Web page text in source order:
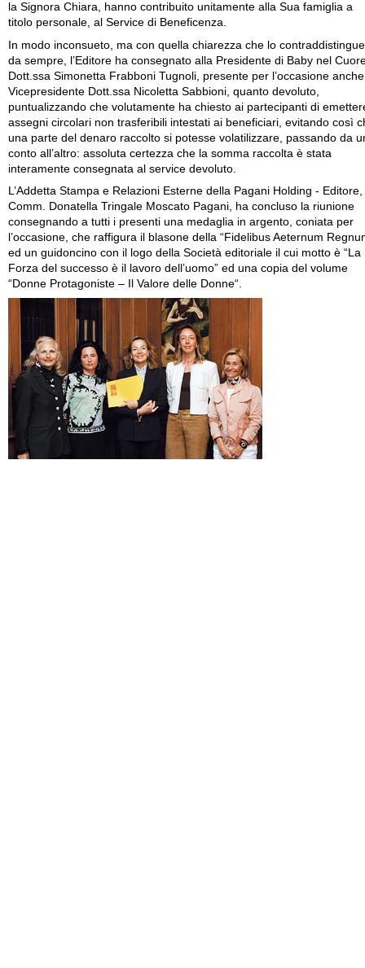
la Signora Chiara, hanno contribuito unitamente alla Sua famiglia a
titolo personale, al Service di Beneficenza.
In modo inconsueto, ma con quella chiarezza che lo contraddistingue
da sempre, l’Editore ha consegnato alla Presidente di Baby nel
Dott.ssa Simonetta Frabboni Tugnoli, presente per l’occasione
Vicepresidente Dott.ssa Nicoletta Sabbioni, quanto devoluto,
puntualizzando che volutamente ha chiesto ai partecipanti di
assegni circolari non trasferibili intestati ai beneficiari, evitando così
una parte del denaro raccolto si potesse volatilizzare, passando da
conto all’altro: assoluta certezza che la somma raccolta è stata
interamente consegnata al service devoluto.
L’Addetta Stampa e Relazioni Esterne della Pagani Holding - Editore,
Comm. Donatella Tringale Moscato Pagani, ha concluso la riunione
consegnando a tutti i presenti una medaglia in argento, coniata per
l’occasione, che raffigura il blasone della “Fidelibus Aeternum
ed un guidoncino con il logo della Società editoriale il cui motto è “La
Forza del successo è il lavoro dell’uomo” ed una copia del volume
“Donne Protagoniste – Il Valore delle Donne“.